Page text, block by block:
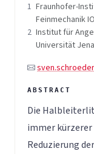
1 Fraunhofer-
Feinmechanik
2 Institut für
Universität Jena
Die
immer
Reduzierung